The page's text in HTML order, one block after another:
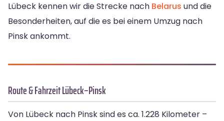
Lübeck kennen wir die Strecke nach Belarus und die
Besonderheiten, auf die es bei einem Umzug nach
Pinsk ankommt.
Route & Fahrzeit Lübeck–Pinsk
Von Lübeck nach Pinsk sind es ca. 1.228 Kilometer –